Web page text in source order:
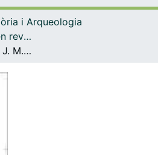
Navega per tot el DD
Com publicar
i Arqueologia
Articles publicats en revistes (Història i Arqueologia)
Gurt Esparraguera, J. M., Buxeda i Garrigòs M. i Cau Ontiveros, M. A (eds.), LRCW 1 Late Roman Coarte Wares, Cocking Wares and Amphorae in the Mediterranean, Archaeology and Archaeometry BAR 1340